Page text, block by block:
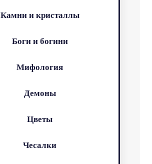
Камни и кристаллы
Боги и богини
Мифология
Демоны
Цветы
Чесалки